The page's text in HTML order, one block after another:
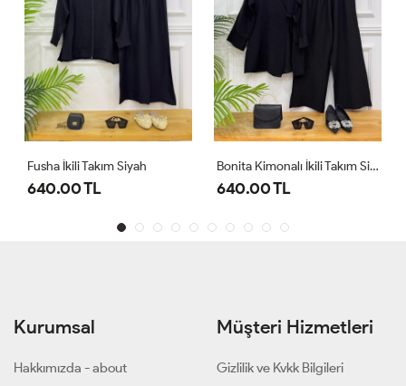
Bonita Kimonalı İkili Takım Siyah
640.00 TL
Comfor Ikili Takım Ekru
1,100.00 TL
Kurumsal
Hakkımızda - about
Müşteri Hizmetleri
Gizlilik ve Kvkk Bilgileri